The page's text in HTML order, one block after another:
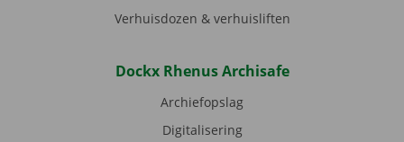
Verhuisdozen & verhuisliften
Dockx Rhenus Archisafe
Archiefopslag
Digitalisering